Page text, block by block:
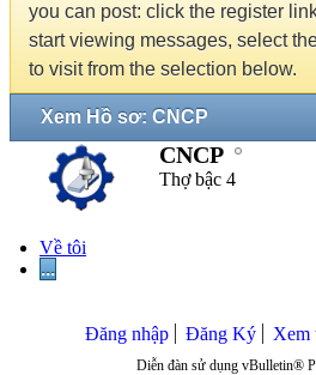
you can post: click the register
start viewing messages, select
to visit from the selection below.
Xem Hồ sơ: CNCP
CNCP
Thợ bậc 4
Về tôi
...
Đăng nhập Đăng Ký Xem
Diễn đàn sử dụng vBulletin®